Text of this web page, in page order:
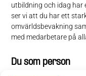
utbildning och idag har
ser vi att du har ett
omvärldsbevakning
med medarbetare på
Du som person